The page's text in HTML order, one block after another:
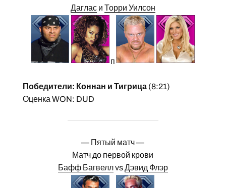
Дагласи Торри Уилсон
п
Победители: Коннан и Тигрица(8:21)
Оценка WON: DUD
— Пятый матч —
Матч до первой крови
Бафф БагвеллvsДэвид Флэр